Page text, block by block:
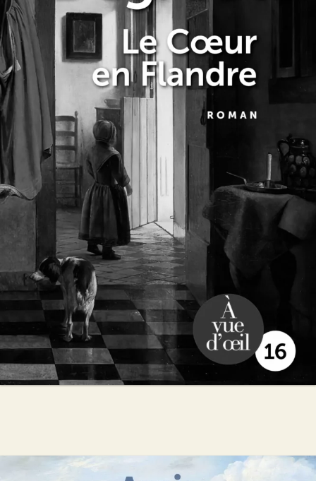
Le Cœur en Flandre
Annie Degroote